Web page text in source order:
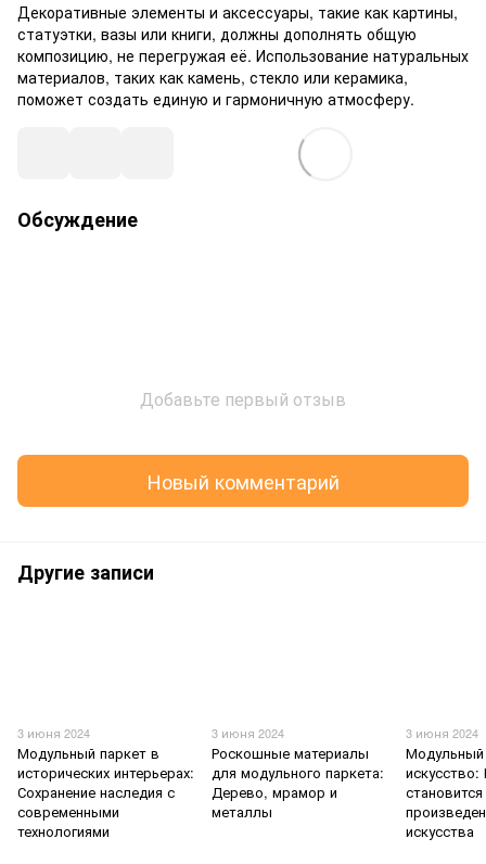
Декоративные элементы и аксессуары, такие как картины,
статуэтки, вазы или книги, должны дополнять общую
композицию, не перегружая её. Использование натуральных
материалов, таких как камень, стекло или керамика,
поможет создать единую и гармоничную атмосферу.
Обсуждение
Добавьте первый отзыв
Новый комментарий
Другие записи
3 июня 2024
Модульный паркет в
исторических интерьерах:
Сохранение наследия с
современными
технологиями
3 июня 2024
Роскошные материалы
для модульного паркета:
Дерево, мрамор и
металлы
3 июня 2024
Модульный
становится
искусства